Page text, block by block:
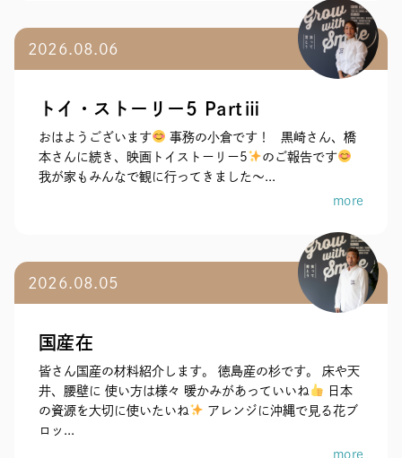
2026.08.06
トイ・ストーリー5 Partⅲ
おはようございます
事務の小倉です！ 黒崎さん、橋
本さんに続き、映画トイストーリー5
のご報告です
我が家もみんなで観に行ってきました～...
more
2026.08.05
国産在
皆さん国産の材料紹介します。 徳島産の杉です。 床や天
井、腰壁に 使い方は様々 暖かみがあっていいね
日本
の資源を大切に使いたいね
アレンジに沖縄で見る花ブ
ロッ...
more